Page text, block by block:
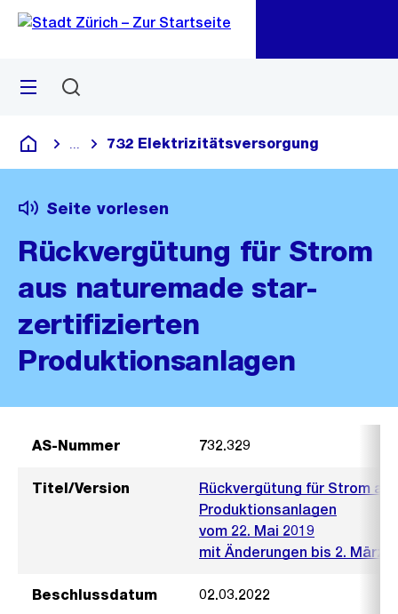
Navigation
Sprunglink
Menü
Deutsch
Blende alle Breadcrumbs ein
732 Elektrizitätsversorgung
Seite vorlesen
Rückvergütung für Strom
aus naturemade star-
zertifizierten
Produktionsanlagen
AS-Nummer 732.329
Titel/Version
Rückvergütung für Strom
Produktionsanlagen
vom 22. Mai 2019
mit Änderungen bis 2. März
Beschlussdatum 02.03.2022